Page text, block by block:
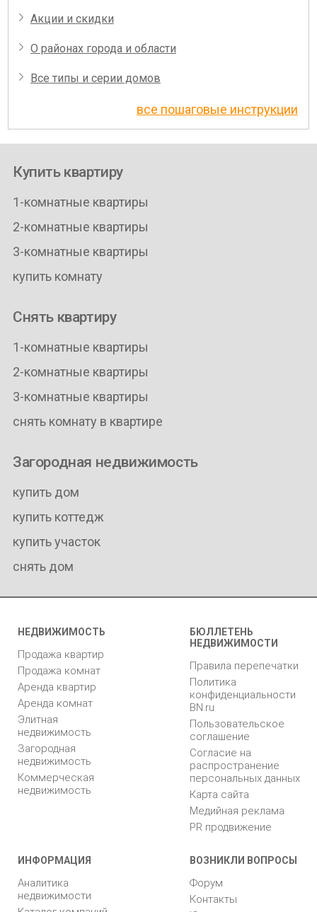
Акции и скидки
О районах города и области
Все типы и серии домов
все пошаговые инструкции
Купить квартиру
1-комнатные квартиры
2-комнатные квартиры
3-комнатные квартиры
купить комнату
Снять квартиру
1-комнатные квартиры
2-комнатные квартиры
3-комнатные квартиры
снять комнату в квартире
Загородная недвижимость
купить дом
купить коттедж
купить участок
снять дом
НЕДВИЖИМОСТЬ
Продажа квартир
Продажа комнат
Аренда квартир
Аренда комнат
Элитная
недвижимость
Загородная
недвижимость
Коммерческая
недвижимость
БЮЛЛЕТЕНЬ
НЕДВИЖИМОСТИ
Правила перепечатки
Политика
конфиденциальности
BN.ru
Пользовательское
соглашение
Согласие на
распространение
персональных данных
Карта сайта
Медийная реклама
PR продвижение
ИНФОРМАЦИЯ
Аналитика
недвижимости
ВОЗНИКЛИ ВОПРОСЫ
Форум
Контакты